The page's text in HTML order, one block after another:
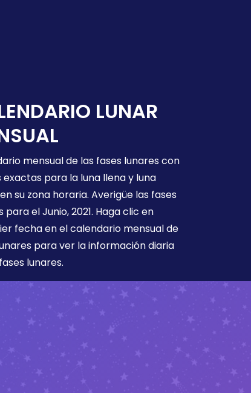
LUNAR
mensual de las fases lunares con
exactas para la luna llena y luna
su zona horaria. Averigüe las fases
para el Junio, 2021. Haga clic en
fecha en el calendario mensual de
para ver la información diaria
lunares.